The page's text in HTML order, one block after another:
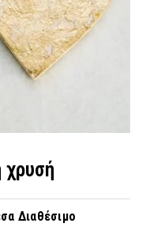
χρυσή
Διαθέσιμο